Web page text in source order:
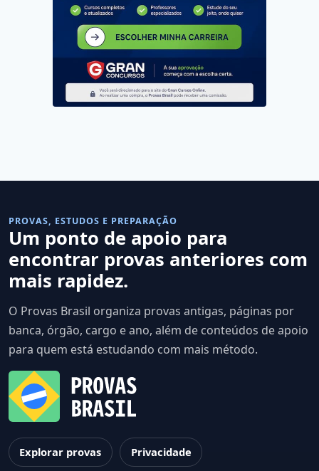
PROVAS, ESTUDOS E PREPARAÇÃO
Um ponto de apoio para
encontrar provas anteriores com
mais rapidez.
O Provas Brasil organiza provas antigas, páginas por
banca, órgão, cargo e ano, além de conteúdos de apoio
para quem está estudando com mais método.
Explorar provas Privacidade